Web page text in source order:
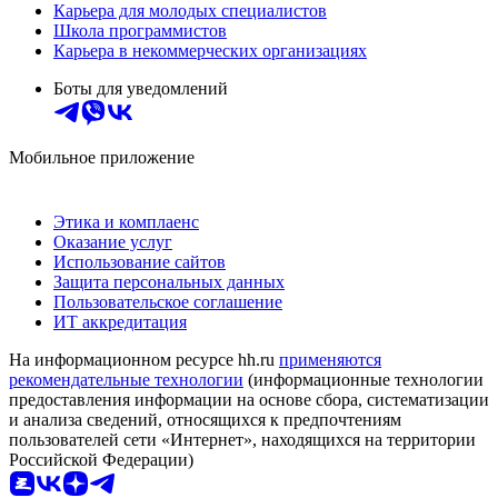
Карьера для молодых специалистов
Школа программистов
Карьера в некоммерческих организациях
Боты для уведомлений
Мобильное приложение
Этика и комплаенс
Оказание услуг
Использование сайтов
Защита персональных данных
Пользовательское соглашение
ИТ аккредитация
На информационном ресурсе hh.ru применяются
рекомендательные технологии (информационные технологии
предоставления информации на основе сбора, систематизации
и анализа сведений, относящихся к предпочтениям
пользователей сети «Интернет», находящихся на территории
Российской Федерации)